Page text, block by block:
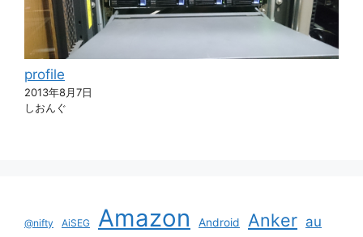
profile
2013年8月7日
しおんぐ
@nifty AiSEG Amazon Android Anker au